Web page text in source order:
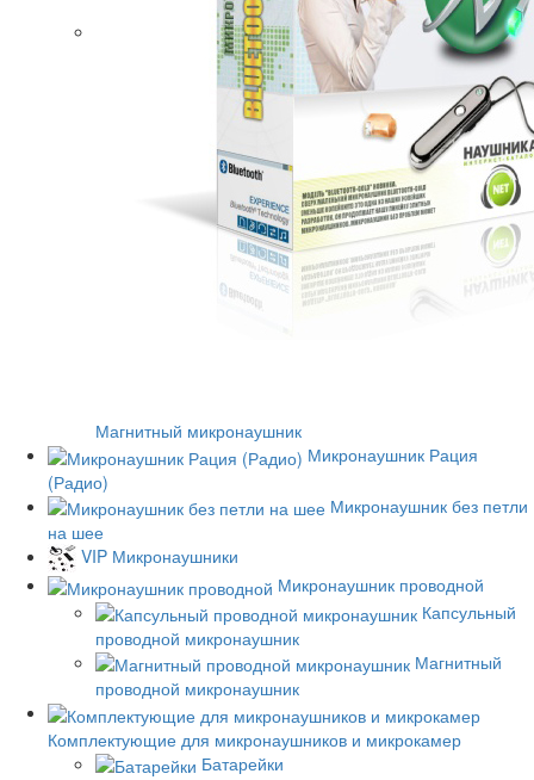
Магнитный микронаушник
Микронаушник Рация
(Радио)
Микронаушник без петли
на шее
VIP Микронаушники
Микронаушник проводной
Капсульный
проводной микронаушник
Магнитный
проводной микронаушник
Комплектующие для микронаушников и микрокамер
Батарейки